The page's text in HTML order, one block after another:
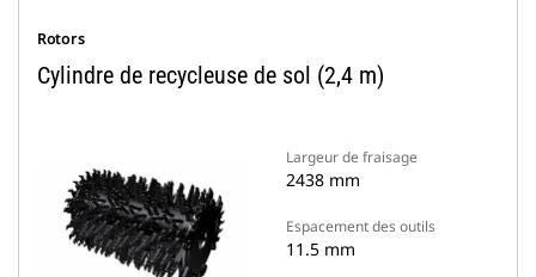
Rotors
Cylindre de recycleuse de sol (2,4 m)
Largeur de fraisage
2438 mm
Espacement des outils
11.5 mm